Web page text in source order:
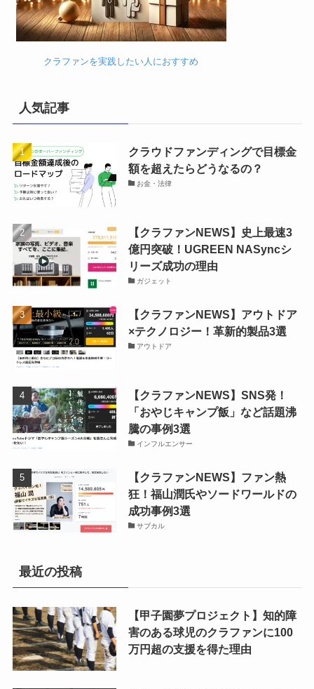
クラファンを実践したい人におすすめ
人気記事
クラウドファンディングで目標金
額を超えたらどうなるの？
お金・法律
【クラファンNEWS】史上最速3
億円突破！UGREEN NASyncシ
リーズ成功の理由
ガジェット
【クラファンNEWS】アウトドア
×テクノロジー！革新的製品3選
アウトドア
【クラファンNEWS】SNS発！
「おやじキャンプ飯」など話題沸
騰の事例3選
インフルエンサー
【クラファンNEWS】ファン熱
狂！福山潤氏やソードワールドの
成功事例3選
サブカル
最近の投稿
【甲子園夢プロジェクト】知的障
害のある球児のクラファンに100
万円超の支援を得た理由